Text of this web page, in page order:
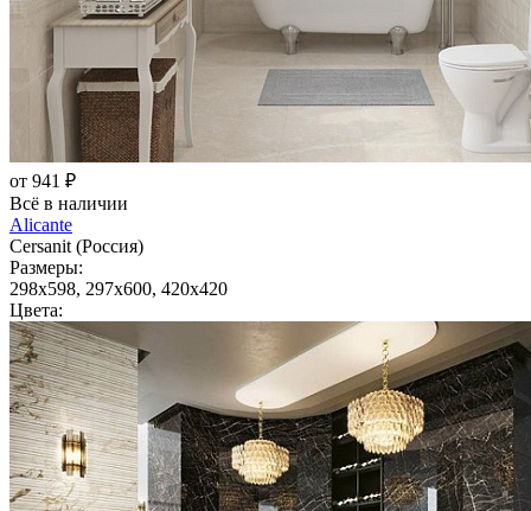
от 941 ₽
Всё в наличии
Alicante
Cersanit (Россия)
Размеры:
298x598, 297x600, 420x420
Цвета: